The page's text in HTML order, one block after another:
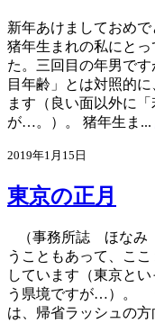
新年あけましておめで
猪年生まれの私にと
た。三回目の年男で
目年齢」とは対照的
ます（良い面以外に
が…。）。 猪年生ま...
2019年1月15日
東京の正月
（事務所誌 ほなみ
うこともあって、こ
しています（東京と
う県境ですが…）。
は、帰省ラッシュの